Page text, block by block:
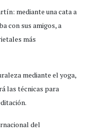
mediante una cata a
con sus amigos, a
más
mediante el yoga,
las técnicas para
del